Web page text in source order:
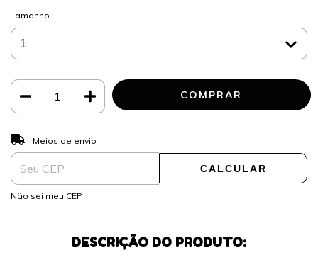
Tamanho
Entregas para o CEP:
Meios de envio
CALCULAR
Não sei meu CEP
DESCRIÇÃO DO PRODUTO: